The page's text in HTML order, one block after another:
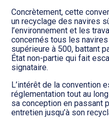
Concrètement, cette
un recyclage des navires
l’environnement et les
concernés tous les
supérieure à 500, battant
État non-partie qui fait
signataire.
L’intérêt de la convention
réglementation tout au
sa conception en passant
entretien jusqu’à son